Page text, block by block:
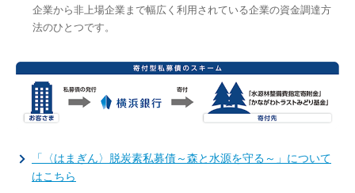
企業から非上場企業まで幅広く利用されている企業の資金調達方
法のひとつです。
「〈はまぎん〉脱炭素私募債～森と水源を守る～」について
はこちら